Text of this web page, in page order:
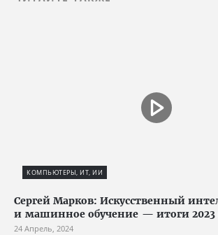
КОМПЬЮТЕРЫ, ИТ, ИИ
Сергей Марков: Искусственный
и машинное обучение — итоги 2023
24 Апрель, 2024